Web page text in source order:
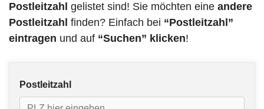
Postleitzahl gelistet sind! Sie möchten eine andere
Postleitzahl finden? Einfach bei “Postleitzahl”
eintragen und auf “Suchen” klicken!
Postleitzahl